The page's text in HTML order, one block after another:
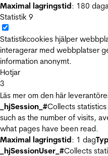
Maximal lagringstid: 180
Statistik 9
Statistikcookies hjälper
interagerar med webbplatser
information anonymt.
Hotjar
3
Läs mer om den här
_hjSession_#Collects
such as the number of visits,
what pages have been read.
Maximal lagringstid: 1 dagTyp
_hjSessionUser_#Collects